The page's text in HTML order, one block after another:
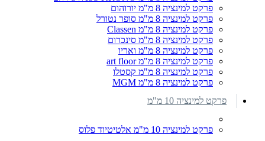
פרקט למינציה 8 מ"מ יורוהום
פרקט למינציה 8 מ"מ סופר נטורל
פרקט למינציה 8 מ"מ Classen
פרקט למינציה 8 מ"מ סינכרום
פרקט למינציה 8 מ"מ ואריו
פרקט למינציה 8 מ"מ art floor
פרקט למינציה 8 מ"מ קסטלו
פרקט למינציה 8 מ"מ MGM
פרקט למינציה 10 מ"מ
פרקט למינציה 10 מ"מ אלטיטיוד פלוס